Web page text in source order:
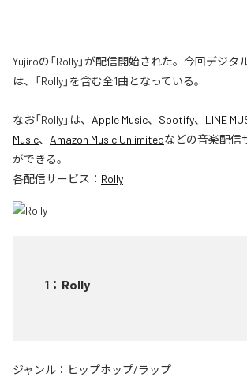
Yujiroの「Rolly」が配信開始された。今回デジタ
は、「Rolly」を含む全1曲となっている。
なお「Rolly」は、 Apple Music、 Spotify、 LINE
Music、 Amazon Music Unlimitedなどの音楽配信
ができる。
各配信サービス： Rolly
1 ： Rolly
ジャンル： ヒップホップ/ラップ